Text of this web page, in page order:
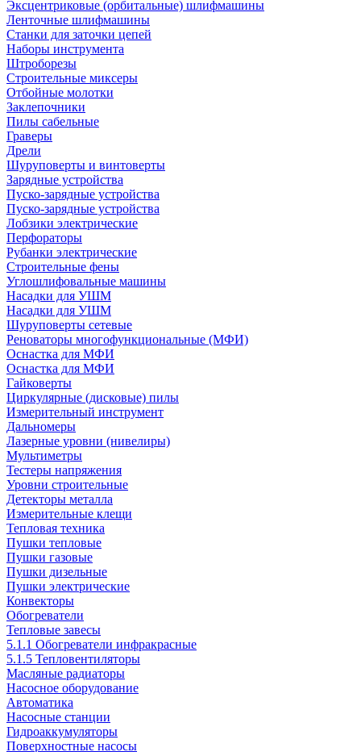
Эксцентриковые (орбитальные) шлифмашины
Ленточные шлифмашины
Станки для заточки цепей
Наборы инструмента
Штроборезы
Строительные миксеры
Отбойные молотки
Заклепочники
Пилы сабельные
Граверы
Дрели
Шуруповерты и винтоверты
Зарядные устройства
Пуско-зарядные устройства
Пуско-зарядные устройства
Лобзики электрические
Перфораторы
Рубанки электрические
Строительные фены
Углошлифовальные машины
Насадки для УШМ
Насадки для УШМ
Шуруповерты сетевые
Реноваторы многофункциональные (МФИ)
Оснастка для МФИ
Оснастка для МФИ
Гайковерты
Циркулярные (дисковые) пилы
Измерительный инструмент
Дальномеры
Лазерные уровни (нивелиры)
Мультиметры
Тестеры напряжения
Уровни строительные
Детекторы металла
Измерительные клещи
Тепловая техника
Пушки тепловые
Пушки газовые
Пушки дизельные
Пушки электрические
Конвекторы
Обогреватели
Тепловые завесы
5.1.1 Обогреватели инфракрасные
5.1.5 Тепловентиляторы
Масляные радиаторы
Насосное оборудование
Автоматика
Насосные станции
Гидроаккумуляторы
Поверхностные насосы